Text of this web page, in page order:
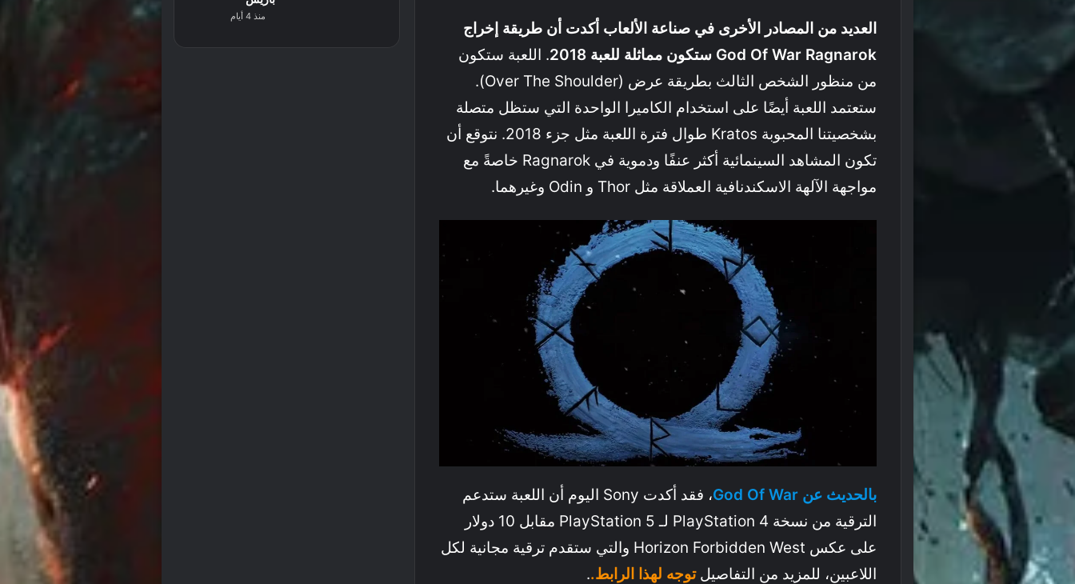
العديد من المصادر الأخرى في صناعة الألعاب أكدت أن طريقة إخراج
God Of War Ragnarok ستكون مماثلة للعبة 2018
. اللعبة ستكون
من منظور الشخص الثالث بطريقة عرض (Over The Shoulder).
ستعتمد اللعبة أيضًا على استخدام الكاميرا الواحدة التي ستظل متصلة
بشخصيتنا المحبوبة Kratos طوال فترة اللعبة مثل جزء 2018. نتوقع أن
تكون المشاهد السينمائية أكثر عنفًا ودموية في Ragnarok خاصةً مع
مواجهة الآلهة الاسكندنافية العملاقة مثل Thor و Odin وغيرهما.
بالحديث عن God Of War
، فقد أكدت Sony اليوم أن اللعبة ستدعم
الترقية من نسخة PlayStation 4 لـ PlayStation 5 مقابل 10 دولار
على عكس Horizon Forbidden West والتي ستقدم ترقية مجانية لكل
اللاعبين، للمزيد من التفاصيلتوجه لهذا الرابط..
منذ 4 أيام